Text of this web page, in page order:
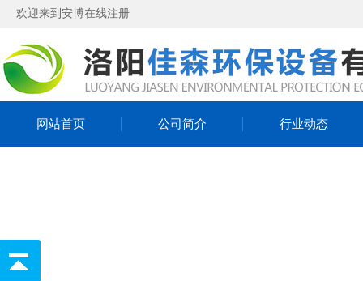
欢迎来到安博在线注册
网站首页 公司简介 行业动态